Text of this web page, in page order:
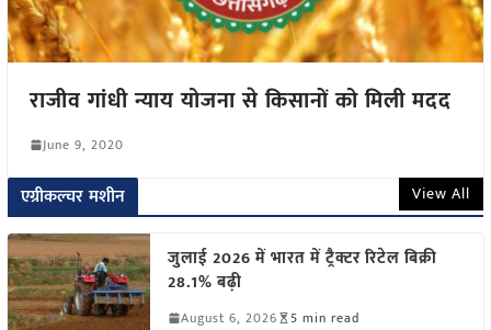
राजीव गांधी न्याय योजना से किसानों को मिली मदद
June 9, 2020
एग्रीकल्चर मशीन View All
जुलाई 2026 में भारत में ट्रैक्टर रिटेल बिक्री
28.1% बढ़ी
August 6, 2026 5 min read